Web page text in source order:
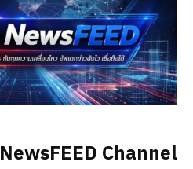
NewsFEED Channel